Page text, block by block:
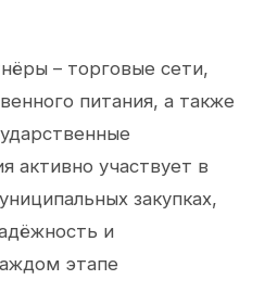
– торговые сети,
питания, а также
активно участвует в
закупках,
и
этапе